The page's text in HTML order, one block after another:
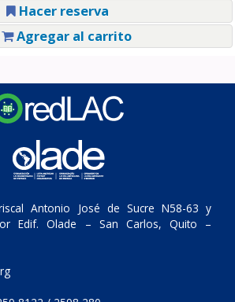
Hacer reserva
Agregar al carrito
Antonio José de Sucre N58-63 y
Edif. Olade – San Carlos, Quito –